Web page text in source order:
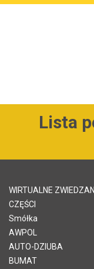
Lista
WIRTUALNE
CZĘŚCI
Smółka
AWPOL
AUTO-DZIUBA
BUMAT